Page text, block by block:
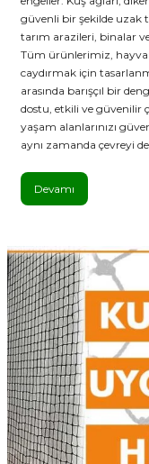
güvenli bir şekilde uzak
tarım arazileri, binalar
Tüm ürünlerimiz,
caydırmak için
arasında barışçıl bir
dostu, etkili ve güvenilir
yaşam alanlarınızı
aynı zamanda çevreyi
Devamı